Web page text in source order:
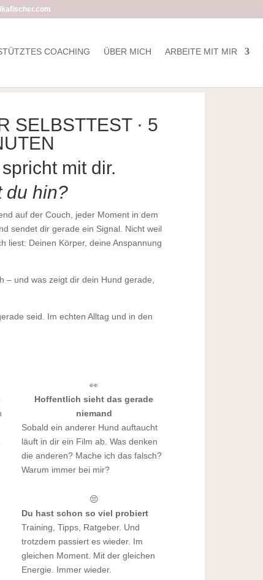
COACHING ÜBER MICH ARBEITE MIT MIR
SELBSTTEST · 5
mit dir.
du hin?
auf der Couch, jeder Moment in dem
sendet dir gerade ein Signal. Nicht weil
liest: Deinen Körper, deine Anspannung
– und was zeigt dir dein Hund gerade,
seid. Im echten Alltag und in den
👀
Hoffentlich sieht das gerade
niemand
Sobald ein anderer Hund auftaucht
läuft in dir ein Film ab. Was denken
die anderen? Mache ich das falsch?
Warum immer bei mir?
😔
Du hast schon so viel probiert
Training, Tipps, Ratgeber. Und
trotzdem passiert es wieder. Im
gleichen Moment. Mit der gleichen
Energie. Immer wieder.